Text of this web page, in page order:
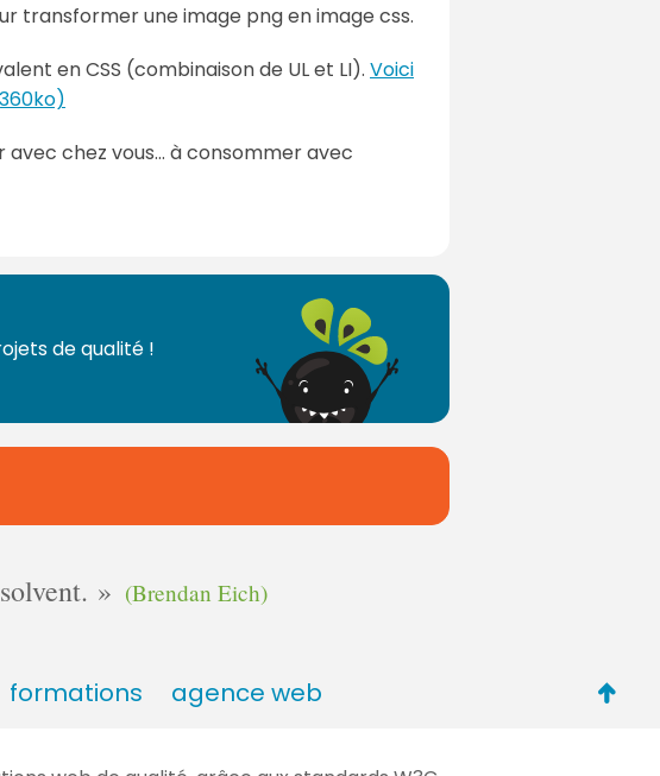
transformer une image png en image css.
en CSS (combinaison de UL et LI). Voici
chez vous... à consommer avec
de qualité !
(Brendan Eich)
formations agence web